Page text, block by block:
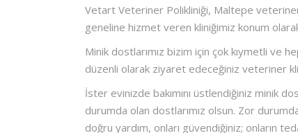
Vetart Veteriner Polikliniği, Maltepe
geneline hizmet veren kliniğimiz konum olarak
Minik dostlarımız bizim için çok kıymetli ve
düzenli olarak ziyaret edeceğiniz veteriner
İster evinizde bakımını üstlendiğiniz minik
durumda olan dostlarımız olsun. Zor
doğru yardım, onları güvendiğiniz; onların